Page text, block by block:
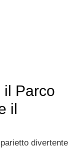
il Parco
il
divertente